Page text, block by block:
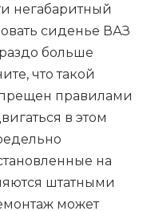
негабаритный
сиденье ВАЗ
больше
что такой
правилами
в этом
на
штатными
может